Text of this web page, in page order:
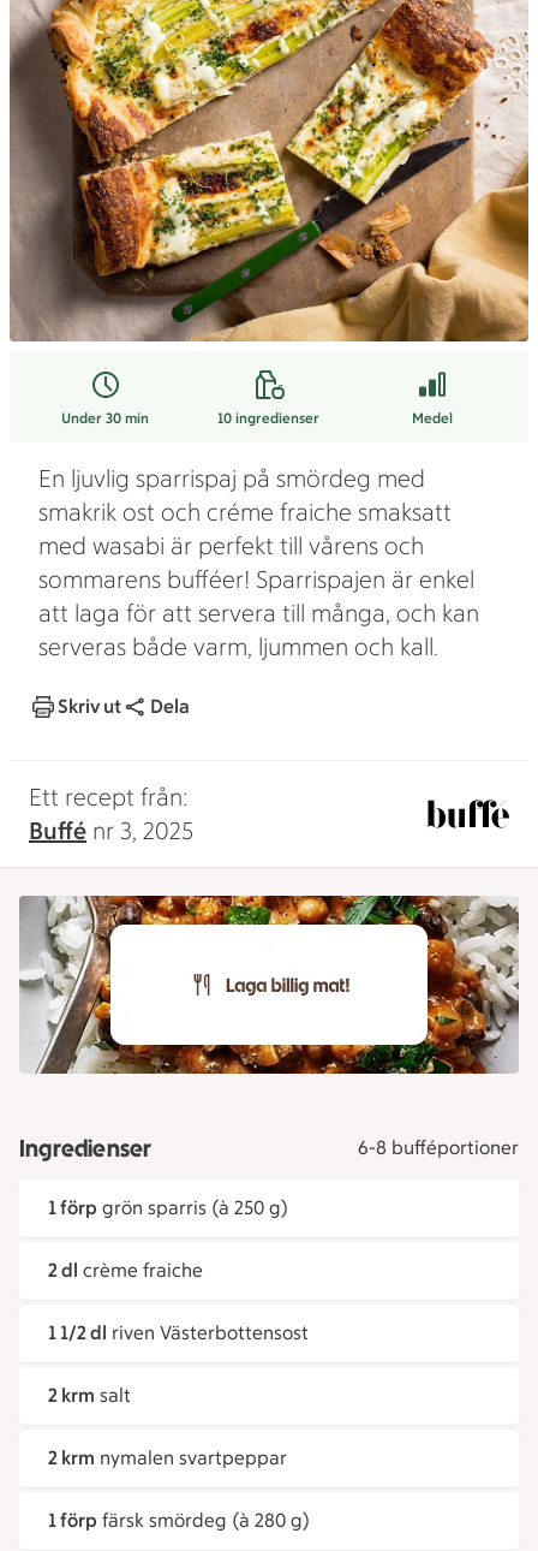
Under 30 min 10ingredienser Medel
En ljuvlig sparrispaj på smördeg med
smakrik ost och créme fraiche smaksatt
med wasabi är perfekt till vårens och
sommarens bufféer! Sparrispajen är enkel
att laga för att servera till många, och kan
serveras både varm, ljummen och kall.
Skriv ut Dela
Ett recept från:
Buffé nr 3, 2025
Ingredienser 6-8 bufféportioner
1 förp grön sparris (à 250 g)
2 dl crème fraiche
1 1/2 dl riven Västerbottensost
2 krm salt
2 krm nymalen svartpeppar
1 förp färsk smördeg (à 280 g)